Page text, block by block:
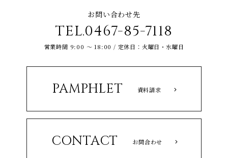
お問い合わせ先
TEL.0467-85-7118
営業時間 9:00 ～ 18:00 / 定休日：火曜日・水曜日
PAMPHLET 資料請求
CONTACT お問合わせ